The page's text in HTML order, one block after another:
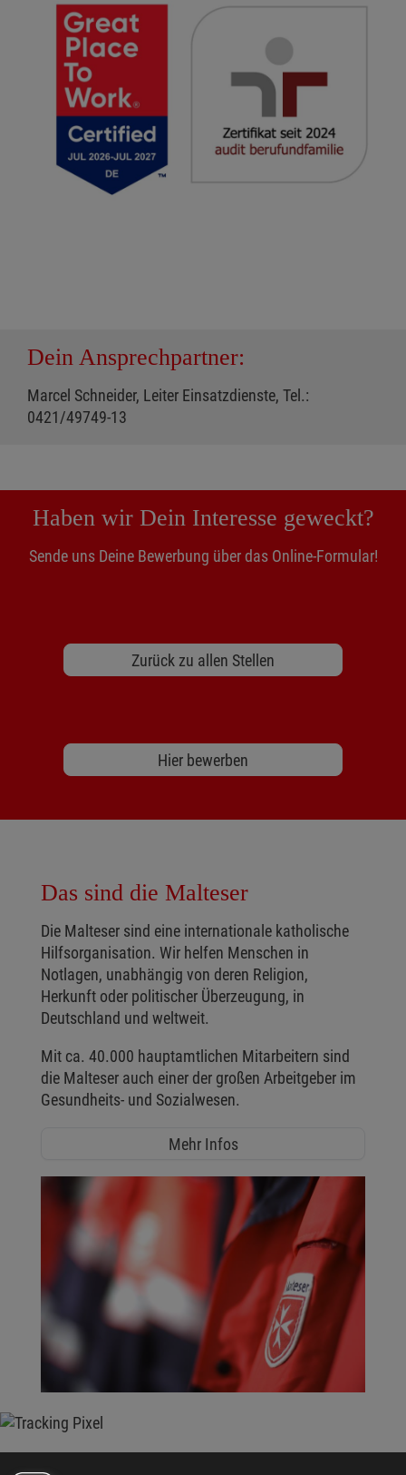
Dein Ansprechpartner:
Marcel Schneider, Leiter Einsatzdienste, Tel.:
0421/49749-13
Haben wir Dein Interesse geweckt?
Sende uns Deine Bewerbung über das Online-Formular!
Zurück zu allen Stellen
Hier bewerben
Das sind die Malteser
Die Malteser sind eine internationale katholische
Hilfsorganisation. Wir helfen Menschen in
Notlagen, unabhängig von deren Religion,
Herkunft oder politischer Überzeugung, in
Deutschland und weltweit.
Mit ca. 40.000 hauptamtlichen Mitarbeitern sind
die Malteser auch einer der großen Arbeitgeber im
Gesundheits- und Sozialwesen.
Mehr Infos